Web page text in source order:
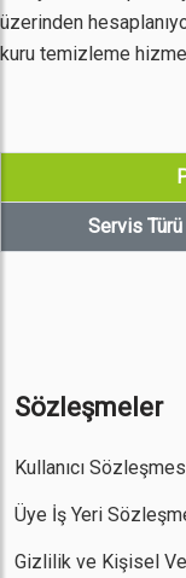
üzerinden
kuru temizleme
Servis Türü
Sözleşmeler
Kullanıcı
Üye İş Yeri
Gizlilik ve Kişisel